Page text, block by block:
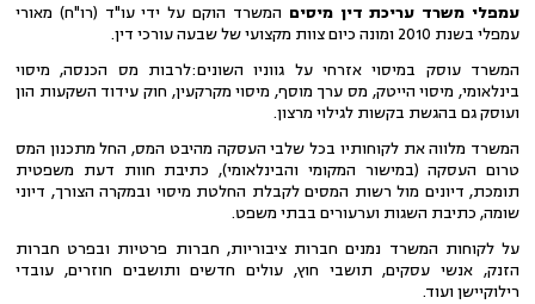
עמפלי משרד עריכת דין מיסים המשרד הוקם על ידי עו"ד (רו"ח) מאורי
עמפלי בשנת 2010 ומונה כיום צוות מקצועי של שבעה עורכי דין.
המשרד עוסק במיסוי אזרחי על גווניו השונים:לרבות מס הכנסה, מיסוי
בינלאומי, מיסוי הייטק, מס ערך מוסף, מיסוי מקרקעין, חוק עידוד השקעות הון
ועוסק גם בהגשת בקשות לגילוי מרצון.
המשרד מלווה את לקוחותיו בכל שלבי העסקה מהיבט המס, החל מתכנון המס
טרום העסקה (במישור המקומי והבינלאומי), כתיבת חוות דעת משפטית
תומכת, דיונים מול רשות המסים לקבלת החלטת מיסוי ובמקרה הצורך, דיוני
שומה, כתיבת השגות וערעורים בבתי משפט.
על לקוחות המשרד נמנים חברות ציבוריות, חברות פרטיות ובפרט חברות
הזנק, אנשי עסקים, תושבי חוץ, עולים חדשים ותושבים חוזרים, עובדי
רילוקיישן ועוד.